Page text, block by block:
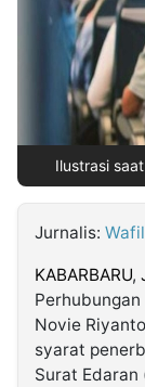
Kabarbaru
Kabarbaru.co
2026
Ilustrasi
Jurnalis:
KABARBARU,
Novie
syarat
Surat Edaran